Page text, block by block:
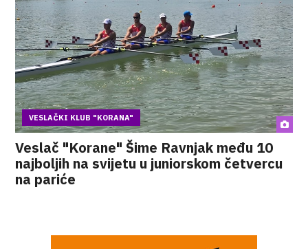
VESLAČKI KLUB "KORANA"
Veslač "Korane" Šime Ravnjak među 10
najboljih na svijetu u juniorskom četvercu
na pariće